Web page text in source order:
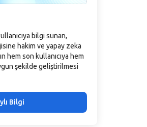
bilgi sunan,
hakim ve yapay zeka
hem son kullanıcıya hem
şekilde geliştirilmesi
Bilgi